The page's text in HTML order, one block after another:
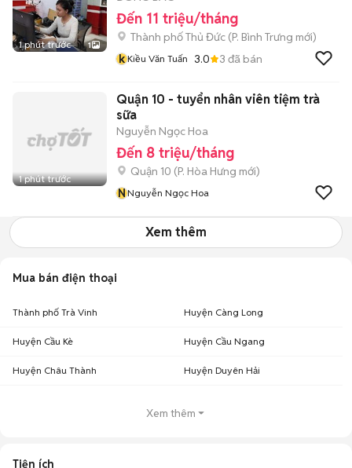
1 phút trước 1
Đến 11 triệu/tháng
Thành phố Thủ Đức (P. Bình Trưng mới)
k Kiều Văn Tuấn 3.0 3 đã bán
1 phút trước
Quận 10 - tuyển nhân viên tiệm trà
sữa
Nguyễn Ngọc Hoa
Đến 8 triệu/tháng
Quận 10 (P. Hòa Hưng mới)
NNguyễn Ngọc Hoa
Xem thêm
Mua bán điện thoại
Thành phố Trà Vinh Huyện Càng Long
Huyện Cầu Kè Huyện Cầu Ngang
Huyện Châu Thành Huyện Duyên Hải
Xem thêm
Tiện ích